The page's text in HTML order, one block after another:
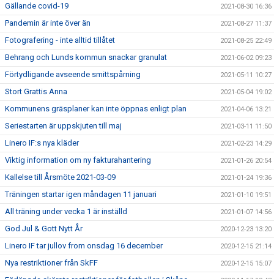
Gällande covid-19 2021-08-30 16:36
Pandemin är inte över än 2021-08-27 11:37
Fotografering - inte alltid tillåtet 2021-08-25 22:49
Behrang och Lunds kommun snackar granulat 2021-06-02 09:23
Förtydligande avseende smittspårning 2021-05-11 10:27
Stort Grattis Anna 2021-05-04 19:02
Kommunens gräsplaner kan inte öppnas enligt plan 2021-04-06 13:21
Seriestarten är uppskjuten till maj 2021-03-11 11:50
Linero IF:s nya kläder 2021-02-23 14:29
Viktig information om ny fakturahantering 2021-01-26 20:54
Kallelse till Årsmöte 2021-03-09 2021-01-24 19:36
Träningen startar igen måndagen 11 januari 2021-01-10 19:51
All träning under vecka 1 är inställd 2021-01-07 14:56
God Jul & Gott Nytt År 2020-12-23 13:20
Linero IF tar jullov from onsdag 16 december 2020-12-15 21:14
Nya restriktioner från SkFF 2020-12-15 15:07